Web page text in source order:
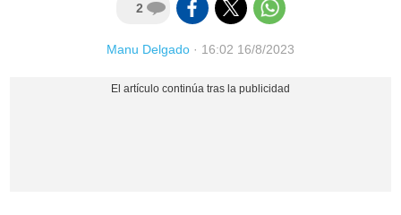
2
Manu Delgado · 16:02 16/8/2023